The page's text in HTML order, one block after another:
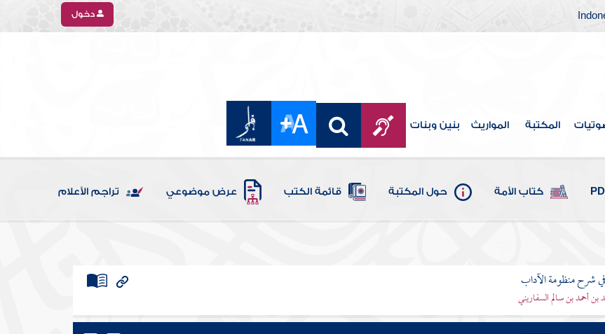
دخول
المكتبة المواريث بنين وبنات
كتاب الأمة حول المكتبة قائمة الكتب عرض موضوعي تراجم الأعلام
شرح منظومة الآداب
بن أحمد بن سالم السفاريني